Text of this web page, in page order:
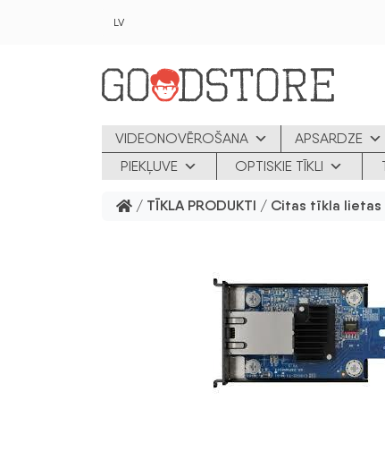
LV
VIDEONOVĒROŠANA APSARDZE
PIEKĻUVE
OPTISKIE TĪKLI
/ TĪKLA PRODUKTI / Citas tīkla lietas